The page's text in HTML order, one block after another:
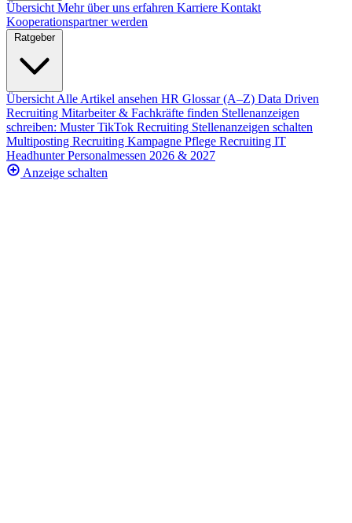
Übersicht Mehr über uns erfahren Karriere Kontakt
Kooperationspartner werden
Ratgeber
Übersicht Alle Artikel ansehen HR Glossar (A–Z) Data Driven
Recruiting Mitarbeiter & Fachkräfte finden Stellenanzeigen
schreiben: MusterTikTok Recruiting Stellenanzeigen schalten
Multiposting Recruiting Kampagne Pflege Recruiting IT
HeadhunterPersonalmessen 2026 & 2027
Anzeige schalten